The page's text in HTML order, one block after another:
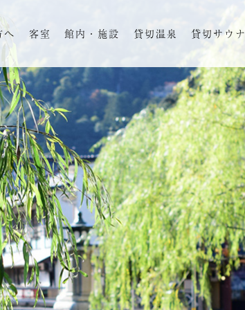
へ 客室 館内・施設 貸切温泉 貸切サウナ